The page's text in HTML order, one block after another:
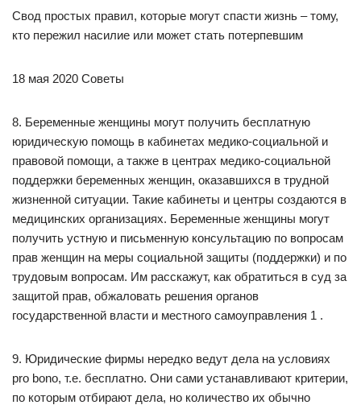
Свод простых правил, которые могут спасти жизнь – тому,
кто пережил насилие или может стать потерпевшим
18 мая 2020 Советы
8. Беременные женщины могут получить бесплатную
юридическую помощь в кабинетах медико-социальной и
правовой помощи, а также в центрах медико-социальной
поддержки беременных женщин, оказавшихся в трудной
жизненной ситуации. Такие кабинеты и центры создаются в
медицинских организациях. Беременные женщины могут
получить устную и письменную консультацию по вопросам
прав женщин на меры социальной защиты (поддержки) и по
трудовым вопросам. Им расскажут, как обратиться в суд за
защитой прав, обжаловать решения органов
государственной власти и местного самоуправления 1 .
9. Юридические фирмы нередко ведут дела на условиях
pro bono, т.е. бесплатно. Они сами устанавливают критерии,
по которым отбирают дела, но количество их обычно